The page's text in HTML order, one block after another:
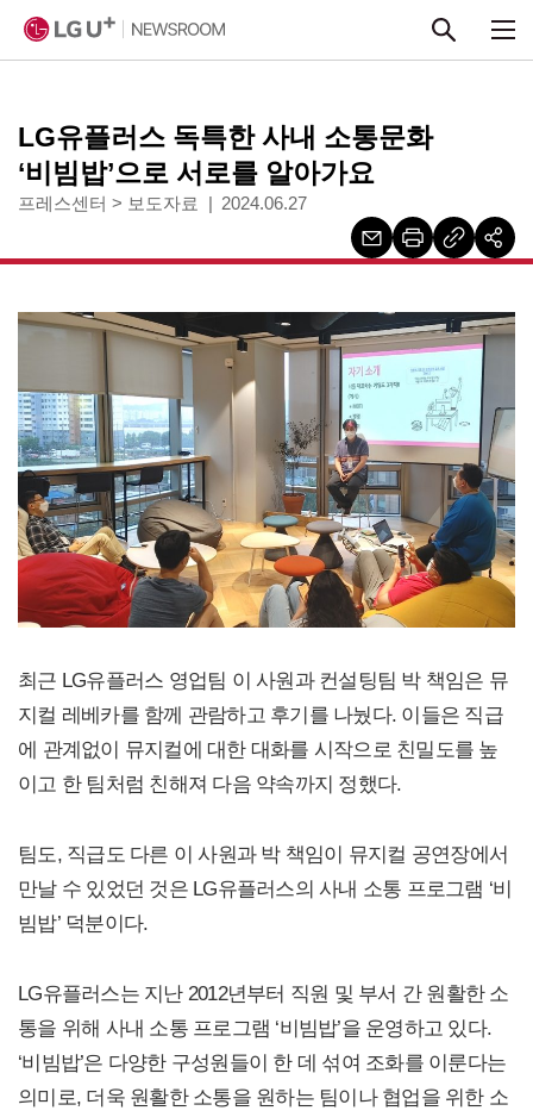
LG유플러스 독특한 사내 소통문화
‘비빔밥’으로 서로를 알아가요
프레스센터 > 보도자료 2024.06.27
최근 LG유플러스 영업팀 이 사원과 컨설팅팀 박 책임은 뮤
지컬 레베카를 함께 관람하고 후기를 나눴다. 이들은 직급
에 관계없이 뮤지컬에 대한 대화를 시작으로 친밀도를 높
이고 한 팀처럼 친해져 다음 약속까지 정했다.
팀도, 직급도 다른 이 사원과 박 책임이 뮤지컬 공연장에서
만날 수 있었던 것은 LG유플러스의 사내 소통 프로그램 ‘비
빔밥’ 덕분이다.
LG유플러스는 지난 2012년부터 직원 및 부서 간 원활한 소
통을 위해 사내 소통 프로그램 ‘비빔밥’을 운영하고 있다.
‘비빔밥’은 다양한 구성원들이 한 데 섞여 조화를 이룬다는
의미로, 더욱 원활한 소통을 원하는 팀이나 협업을 위한 소